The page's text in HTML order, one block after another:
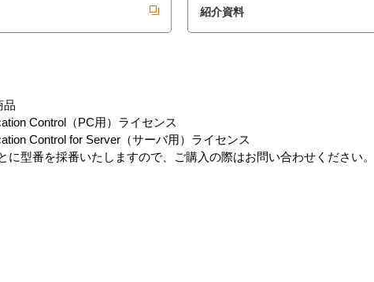
紹介資料
品
Control（PC用）ライセンス
Control for Server（サーバ用）ライセンス
に型番を採番いたしますので、ご購入の際はお問い合わせください。